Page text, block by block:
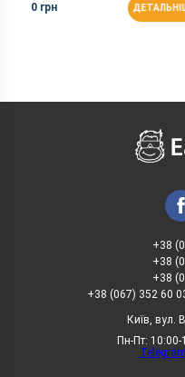
0 грн
+38
+38
+38
+38 (067) 352 60
Київ, вул.
Пн-Пт:
Telegram